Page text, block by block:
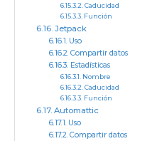
Caducidad
Función
Jetpack
Uso
Compartir datos
Estadísticas
Nombre
Caducidad
Función
Automattic
Uso
Compartir datos